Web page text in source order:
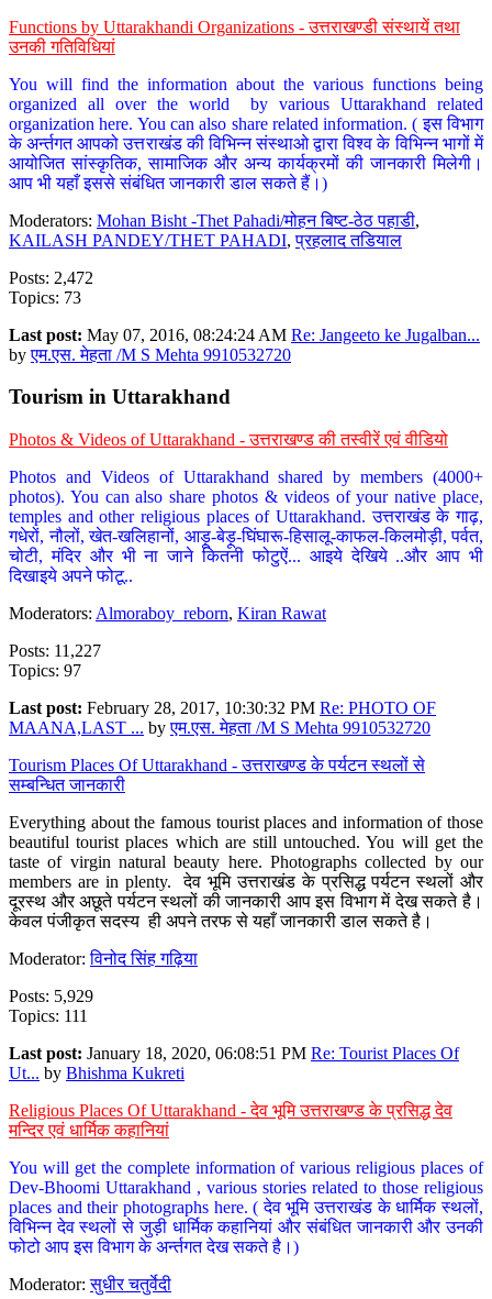
Functions by Uttarakhandi Organizations - उत्तराखण्डी संस्थायें तथा
उनकी गतिविधियां
You will find the information about the various functions being
organized all over the world by various Uttarakhand related
organization here. You can also share related information. ( इस विभाग
के अर्न्तगत आपको उत्तराखंड की विभिन्न संस्थाओ द्वारा विश्व के विभिन्न भागों में
आयोजित सांस्कृतिक, सामाजिक और अन्य कार्यक्रमों की जानकारी मिलेगी।
आप भी यहाँ इससे संबंधित जानकारी डाल सकते हैं।)
Moderators: Mohan Bisht -Thet Pahadi/मोहन बिष्ट-ठेठ पहाडी,
KAILASH PANDEY/THET PAHADI,प्रहलाद तडियाल
Posts: 2,472
Topics: 73
Last post: May 07, 2016, 08:24:24 AM Re: Jangeeto ke Jugalban...
byएम.एस. मेहता /M S Mehta 9910532720
Tourism in Uttarakhand
Photos & Videos of Uttarakhand - उत्तराखण्ड की तस्वीरें एवं वीडियो
Photos and Videos of Uttarakhand shared by members (4000+
photos). You can also share photos & videos of your native place,
temples and other religious places of Uttarakhand. उत्तराखंड के गाढ़,
गधेरों, नौलों, खेत-खलिहानों, आड़ू-बेड़ू-घिंघारू-हिसालू-काफल-किलमोड़ी, पर्वत,
चोटी, मंदिर और भी ना जाने कितनी फोटुऐं... आइये देखिये ..और आप भी
दिखाइये अपने फोटू..
Moderators: Almoraboy_reborn, Kiran Rawat
Posts: 11,227
Topics: 97
Last post: February 28, 2017, 10:30:32 PM Re: PHOTO OF
MAANA,LAST ... byएम.एस. मेहता /M S Mehta 9910532720
Tourism Places Of Uttarakhand - उत्तराखण्ड के पर्यटन स्थलों से
सम्बन्धित जानकारी
Everything about the famous tourist places and information of those
beautiful tourist places which are still untouched. You will get the
taste of virgin natural beauty here. Photographs collected by our
members are in plenty. देव भूमि उत्तराखंड के प्रसिद्ध पर्यटन स्थलों और
दूरस्थ और अछूते पर्यटन स्थलों की जानकारी आप इस विभाग में देख सकते है।
केवल पंजीकृत सदस्य ही अपने तरफ से यहाँ जानकारी डाल सकते है।
Moderator:विनोद सिंह गढ़िया
Posts: 5,929
Topics: 111
Last post: January 18, 2020, 06:08:51 PM Re: Tourist Places Of
Ut... by Bhishma Kukreti
Religious Places Of Uttarakhand - देव भूमि उत्तराखण्ड के प्रसिद्ध देव
मन्दिर एवं धार्मिक कहानियां
You will get the complete information of various religious places of
Dev-Bhoomi Uttarakhand , various stories related to those religious
places and their photographs here. ( देव भूमि उत्तराखंड के धार्मिक स्थलों,
विभिन्न देव स्थलों से जुड़ी धार्मिक कहानियां और संबंधित जानकारी और उनकी
फोटो आप इस विभाग के अर्न्तगत देख सकते है।)
Moderator:सुधीर चतुर्वेदी